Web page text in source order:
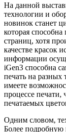
На данной
технологии и
новинок станет
которая
страниц, хотя
качестве красок
информации
iGen3 способна
печать на
имеете
процессе печати,
печатаемых
Одним словом,
Более подробную